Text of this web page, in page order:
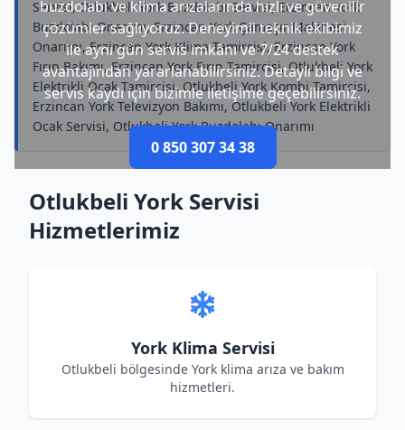
buzdolabı ve klima arızalarında hızlı ve güvenilir
çözümler sağlıyoruz. Deneyimli teknik ekibimiz
ile aynı gün servis imkânı ve 7/24 destek
avantajından yararlanabilirsiniz. Detaylı bilgi ve
servis kaydı için bizimle iletişime geçebilirsiniz.
0 850 307 34 38
Servisi, Otlukbeli York Buzdolabı Servisi, Erzincan York
Buzdolabı Onarımı, Erzincan York Çamaşır Makinesi
Onarımı, Erzincan York Klima Tamircisi, Erzincan York
Fırın Bakımı, Erzincan York Fırın Tamircisi, Otlukbeli York
Elektrikli Ocak Tamircisi, Otlukbeli York Kombi Tamircisi,
Erzincan York Televizyon Bakımı, Otlukbeli York Elektrikli
Ocak Servisi, Otlukbeli York Buzdolabı Onarımı
Otlukbeli York Servisi
Hizmetlerimiz
York Klima Servisi
Otlukbeli bölgesinde York klima arıza ve bakım
hizmetleri.